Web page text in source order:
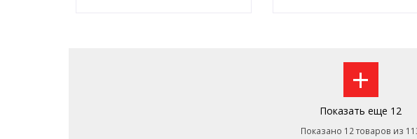
+
Показать еще 12
Показано 12 товаров из